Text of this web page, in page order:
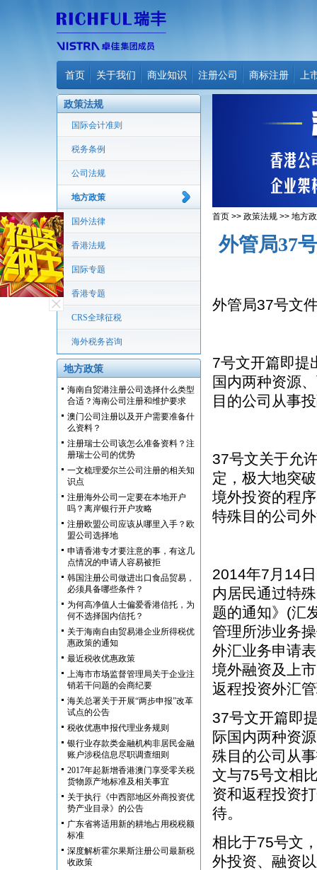
首页 关于我们 商业知识 注册公司 商标注册 上
政策法规
国际会计准则
税务条例
公司法规
地方政策
国外法律
香港法规
国际专题
香港专题
CRS全球征税
海外税务咨询
地方政策
海南自贸港注册公司选择什么类型
合适？海南公司注册和维护要求
澳门公司注册以及开户需要准备什
么资料？
注册瑞士公司该怎么准备资料？注
册瑞士公司的优势
一文梳理爱尔兰公司注册的相关知
识点
注册海外公司一定要在本地开户
吗？离岸银行开户攻略
注册欧盟公司应该从哪里入手？欧
盟公司选择地
申请香港专才要注意的事，有这几
点情况的申请人容易被拒
韩国注册公司做进出口食品贸易，
必须具备哪些条件？
为何高净值人士偏爱香港信托，为
何不选择国内信托？
关于海南自由贸易港企业所得税优
惠政策的通知
最近税收优惠政策
上海市市场监督管理局关于企业注
销若干问题的会商纪要
海关总署关于开展“两步申报”改革
试点的公告
税收优惠申报代理业务规则
银行业存款类金融机构非居民金融
账户涉税信息尽职调查细则
2017年起新增香港澳门享受零关税
货物原产地标准及相关事宜
关于执行《中西部地区外商投资优
势产业目录》的公告
广东省将适用新的耕地占用税税额
标准
深度解析霍尔果斯注册公司最新税
收政策
首页 >> 政策法规 >> 地方
外管局37
外管局37号文
7号文开篇即提
国内两种资源
目的公司从事
37号文关于允
定，极大地突
境外投资的程
特殊目的公司
2014年7月14
内居民通过特
题的通知》(汇
管理所涉业务
外汇业务申请
境外融资及上
返程投资外汇
37号文开篇即
际国内两种资
殊目的公司从
文与75号文相
资和返程投资
待。
相比于75号文
外投资、融资